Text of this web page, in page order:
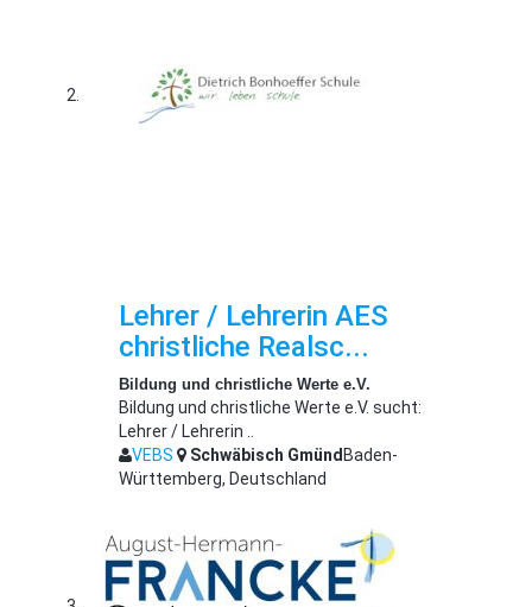
Lehrer / Lehrerin AES
christliche Realsc...
Bildung und christliche Werte e.V.
Bildung und christliche Werte e.V. sucht:
Lehrer / Lehrerin ..
VEBS
Schwäbisch Gmünd Baden-
Württemberg, Deutschland